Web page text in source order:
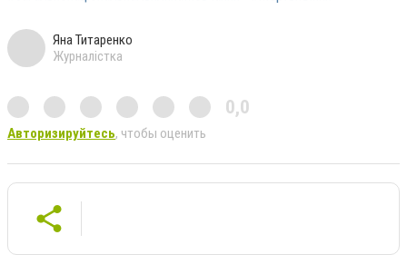
Яна Титаренко
Журналістка
0,0
Авторизируйтесь, чтобы оценить